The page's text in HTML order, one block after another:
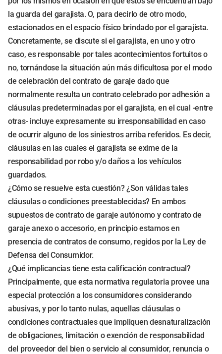
la guarda del garajista. O, para decirlo de otro modo,
estacionados en el espacio físico brindado por el garajista.
Concretamente, se discute si el garajista, en uno y otro
caso, es responsable por tales acontecimientos fortuitos o
no, tornándose la situación aún más dificultosa por el modo
de celebración del contrato de garaje dado que
normalmente resulta un contrato celebrado por adhesión a
cláusulas predeterminadas por el garajista, en el cual -entre
otras- incluye expresamente su irresponsabilidad en caso
de ocurrir alguno de los siniestros arriba referidos. Es decir,
cláusulas en las cuales el garajista se exime de la
responsabilidad por robo y/o daños a los vehículos
guardados.
¿Cómo se resuelve esta cuestión? ¿Son válidas tales
cláusulas o condiciones preestablecidas? En ambos
supuestos de contrato de garaje autónomo y contrato de
garaje anexo o accesorio, en principio estamos en
presencia de contratos de consumo, regidos por la Ley de
Defensa del Consumidor.
¿Qué implicancias tiene esta calificación contractual?
Principalmente, que esta normativa regulatoria provee una
especial protección a los consumidores considerando
abusivas, y por lo tanto nulas, aquellas cláusulas o
condiciones contractuales que impliquen desnaturalización
de obligaciones, limitación o exención de responsabilidad
del proveedor del bien o servicio al consumidor, renuncia o